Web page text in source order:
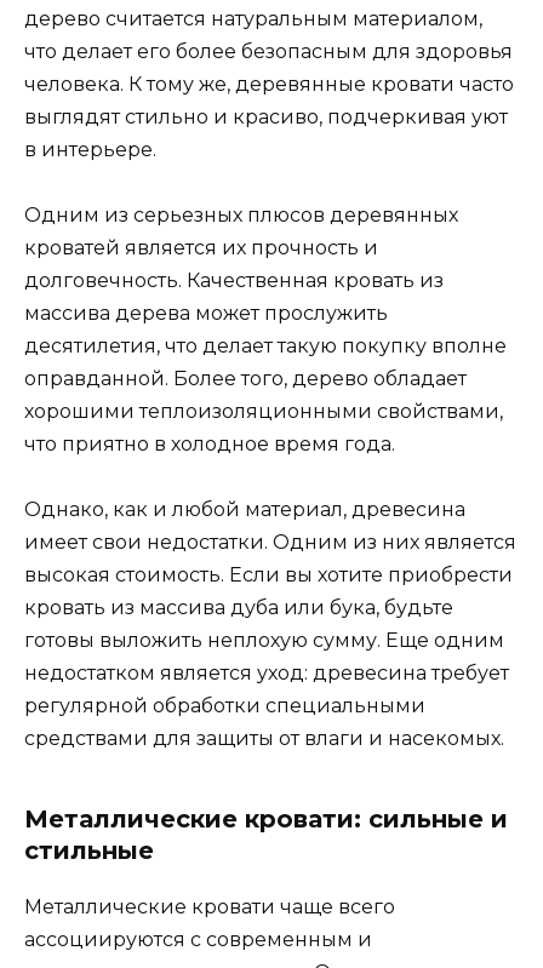
дерево считается натуральным материалом,
что делает его более безопасным для здоровья
человека. К тому же, деревянные кровати часто
выглядят стильно и красиво, подчеркивая уют
в интерьере.
Одним из серьезных плюсов деревянных
кроватей является их прочность и
долговечность. Качественная кровать из
массива дерева может прослужить
десятилетия, что делает такую покупку вполне
оправданной. Более того, дерево обладает
хорошими теплоизоляционными свойствами,
что приятно в холодное время года.
Однако, как и любой материал, древесина
имеет свои недостатки. Одним из них является
высокая стоимость. Если вы хотите приобрести
кровать из массива дуба или бука, будьте
готовы выложить неплохую сумму. Еще одним
недостатком является уход: древесина требует
регулярной обработки специальными
средствами для защиты от влаги и насекомых.
Металлические кровати: сильные и
стильные
Металлические кровати чаще всего
ассоциируются с современным и